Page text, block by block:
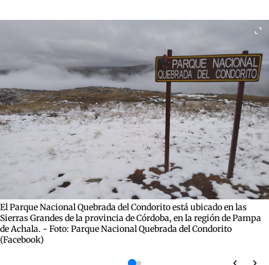
El Parque Nacional Quebrada del Condorito está ubicado en las
Sierras Grandes de la provincia de Córdoba, en la región de Pampa
de Achala. - Foto: Parque Nacional Quebrada del Condorito
(Facebook)